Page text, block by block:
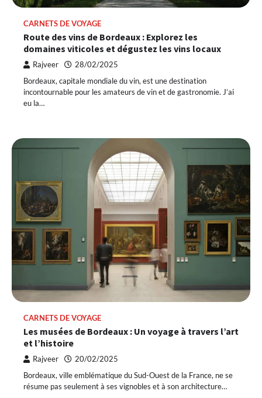
CARNETS DE VOYAGE
Route des vins de Bordeaux : Explorez les
domaines viticoles et dégustez les vins locaux
Rajveer 28/02/2025
Bordeaux, capitale mondiale du vin, est une destination
incontournable pour les amateurs de vin et de gastronomie. J’ai
eu la…
CARNETS DE VOYAGE
Les musées de Bordeaux : Un voyage à travers l’art
et l’histoire
Rajveer 20/02/2025
Bordeaux, ville emblématique du Sud-Ouest de la France, ne se
résume pas seulement à ses vignobles et à son architecture…